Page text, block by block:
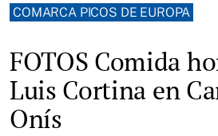
COMARCA PICOS DE EUROPA
FOTOS Comida
Luis Cortina en
Onís